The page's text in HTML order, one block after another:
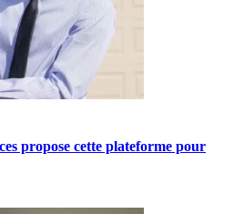
propose cette plateforme pour